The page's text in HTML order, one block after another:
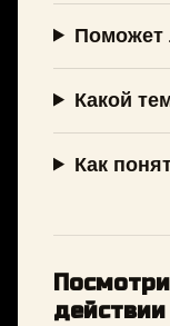
Поможет
Какой
Как
действии